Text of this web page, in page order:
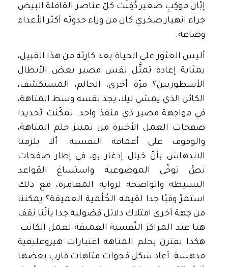
إبّان موكِبٍ صغير دُفِنَت كلّ عناصر القافلة البيض
جراء انهيار صخري كان من وراء حدوثه أكثر الأعداء
وضاعة.
أليس العثور على الحياة بعد كارثة من هذا القبيل،
بمثابة إعادة تمثُّل نفس مصير بعض الأبطال
الأسطوريين؟ مرّة أخرى، الحالم، المستكشف،
الكائن الذي يمشي ليلا، يجد نفسه وسط المتاهة،
في مواجهة مصير ذي منفذ واحد. تمكّنت تحديدا
صفحات العمل الأخيرة من تمييز حلم المتاهة،
والوقوف على أعماقه النفسية. ألا يلزمنا
الاندهاش بأنّ خيال إدغار بو، في إطار صفحات
نصٍّ توخّى الموضوعية واستساغ القواعد
البسيطة والواضحة لرواية المغامرة، مع ذلك
استمرّ وفيّا جدا لقيمه الحُلُمية العميقة؟ يمكننا
من جهة أخرى امتلاك دلائل فضولية جدا بأنّنا نقف
هنا عند المراكز النّفسية العميقة لعمل الكاتب.
هكذا تقترن بحلم المتاهة اعتبارات هيروغليفية
مدهشة. أعاد شكل فجوات متاهات قارب بعضها